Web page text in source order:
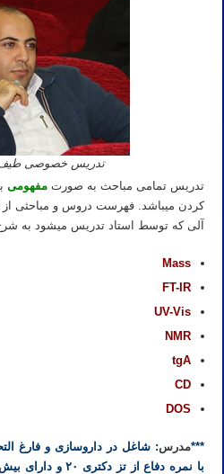
تدریس خصوصی طیف
تدریس تمامی مباحث به صورتمفهومی
کردن میباشد. فهرست دروس و مباحثی
آلی که توسط استاد تدریس میشود به
Mass
FT-IR
UV-Vis
NMR
tgA
CD
DOS
***مدرس: شاغل در داروسازی و فارغ